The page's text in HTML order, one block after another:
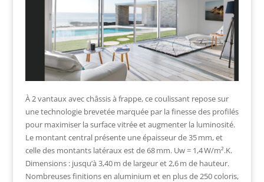
À 2 vantaux avec châssis à frappe, ce coulissant repose sur
une technologie brevetée marquée par la finesse des profilés
pour maximiser la surface vitrée et augmenter la luminosité.
Le montant central présente une épaisseur de 35 mm, et
celle des montants latéraux est de 68 mm. Uw = 1,4 W/m².K.
Dimensions : jusqu’à 3,40 m de largeur et 2,6 m de hauteur.
Nombreuses finitions en aluminium et en plus de 250 coloris,